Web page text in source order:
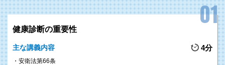
健康診断の重要性
主な講義内容 4分
安衛法第66条